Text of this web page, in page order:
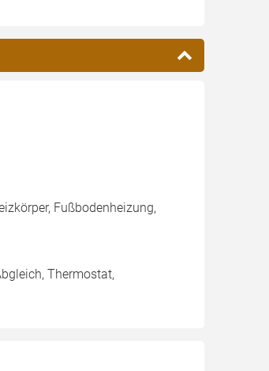
Fußbodenheizung,
Thermostat,